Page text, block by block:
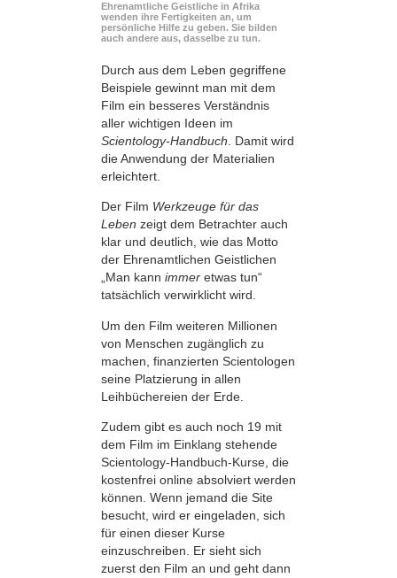
Ehrenamtliche Geistliche in Afrika
wenden ihre Fertigkeiten an, um
persönliche Hilfe zu geben. Sie bilden
auch andere aus, dasselbe zu tun.
Durch aus dem Leben gegriffene
Beispiele gewinnt man mit dem
Film ein besseres Verständnis
aller wichtigen Ideen im
Scientology-Handbuch . Damit wird
die Anwendung der Materialien
erleichtert.
Der Film Werkzeuge für das
Leben zeigt dem Betrachter auch
klar und deutlich, wie das Motto
der Ehrenamtlichen Geistlichen
„Man kann immer etwas tun“
tatsächlich verwirklicht wird.
Um den Film weiteren Millionen
von Menschen zugänglich zu
machen, finanzierten Scientologen
seine Platzierung in allen
Leihbüchereien der Erde.
Zudem gibt es auch noch 19 mit
dem Film im Einklang stehende
Scientology-Handbuch-Kurse, die
kostenfrei online absolviert werden
können. Wenn jemand die Site
besucht, wird er eingeladen, sich
für einen dieser Kurse
einzuschreiben. Er sieht sich
zuerst den Film an und geht dann